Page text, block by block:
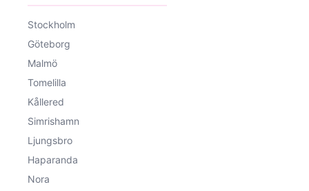
Stockholm
Göteborg
Malmö
Tomelilla
Kållered
Simrishamn
Ljungsbro
Haparanda
Nora